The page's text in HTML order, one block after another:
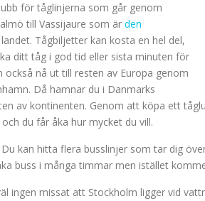
för tåglinjerna som går genom
till Vassijaure som är den
Tågbiljetter kan kosta en hel del,
ditt tåg i god tid eller sista minuten för
också nå ut till resten av Europa genom
Då hamnar du i Danmarks
av kontinenten. Genom att köpa ett
du får åka hur mycket du vill.
kan hitta flera busslinjer som tar dig
buss i många timmar men istället
ingen missat att Stockholm ligger vid